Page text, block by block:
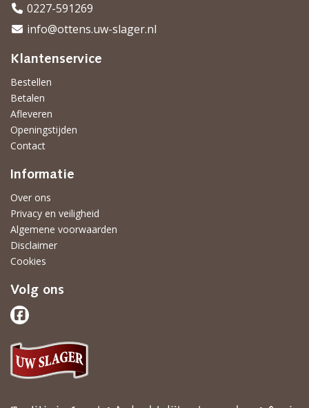
0227-591269
info@ottens.uw-slager.nl
Klantenservice
Bestellen
Betalen
Afleveren
Openingstijden
Contact
Informatie
Over ons
Privacy en veiligheid
Algemene voorwaarden
Disclaimer
Cookies
Volg ons